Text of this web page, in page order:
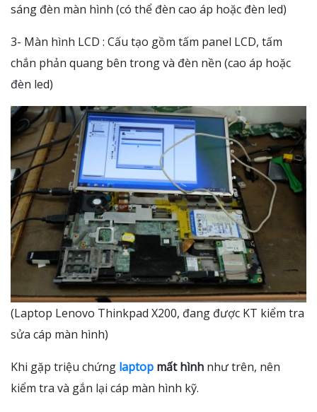
sáng đèn màn hình (có thể đèn cao áp hoặc đèn led)
3- Màn hình LCD : Cấu tạo gồm tấm panel LCD, tấm
chắn phản quang bên trong và đèn nền (cao áp hoặc
đèn led)
(Laptop Lenovo Thinkpad X200, đang được KT kiểm tra
sửa cáp màn hình)
Khi gặp triệu chứng laptop mất hình như trên, nên
kiểm tra và gắn lại cáp màn hình kỹ.